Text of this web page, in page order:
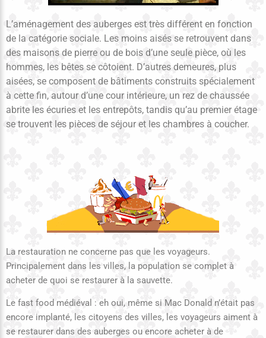
L’aménagement des auberges est très différent en fonction
de la catégorie sociale. Les moins aisés se retrouvent dans
des maisons de pierre ou de bois d’une seule pièce, où les
hommes, les bêtes se côtoient. D’autres demeures, plus
aisées, se composent de bâtiments construits spécialement
à cette fin, autour d’une cour intérieure, un rez de chaussée
abrite les écuries et les entrepôts, tandis qu’au premier étage
se trouvent les pièces de séjour et les chambres à coucher.
La restauration ne concerne pas que les voyageurs.
Principalement dans les villes, la population se complet à
acheter de quoi se restaurer à la sauvette.
Le fast food médiéval : eh oui, même si Mac Donald n’était pas
encore implanté, les citoyens des villes, les voyageurs aiment à
se restaurer dans des auberges ou encore acheter à de